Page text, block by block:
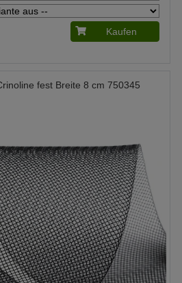
Kaufen
fest Breite 8 cm 750345